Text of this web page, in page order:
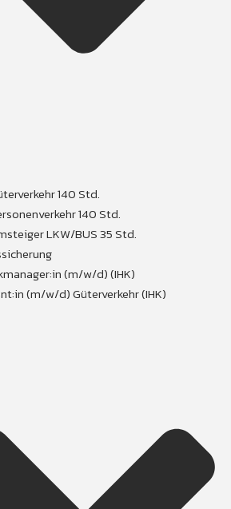
140 Std.
140 Std.
LKW/BUS 35 Std.
(m/w/d) (IHK)
(m/w/d) Güterverkehr (IHK)